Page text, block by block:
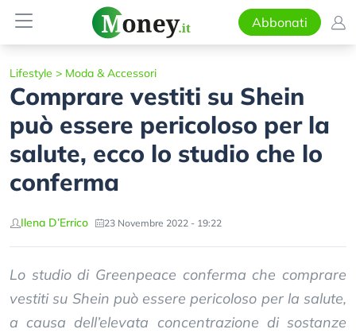
Abbonati
Lifestyle > Moda & Accessori
Comprare vestiti su Shein
può essere pericoloso per la
salute, ecco lo studio che lo
conferma
Ilena D’Errico 23 Novembre 2022 - 19:22
Lo studio di Greenpeace conferma che comprare
vestiti su Shein può essere pericoloso per la salute,
a causa dell’elevata concentrazione di sostanze